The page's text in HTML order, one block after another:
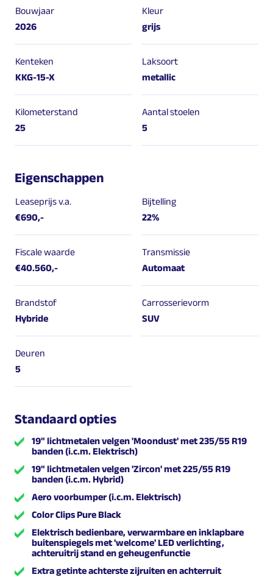
Bouwjaar
2026
Kleur
grijs
Kenteken
KKG-15-X
Laksoort
metallic
Kilometerstand
25
Aantal stoelen
5
Eigenschappen
Leaseprijs v.a.
€690,-
Bijtelling
22%
Fiscale waarde
€40.560,-
Transmissie
Automaat
Brandstof
Hybride
Carrosserievorm
SUV
Deuren
5
Standaard opties
19" lichtmetalen velgen 'Moondust' met 235/55 R19
banden (i.c.m. Elektrisch)
19" lichtmetalen velgen 'Zircon' met 225/55 R19
banden (i.c.m. Hybrid)
Aero voorbumper (i.c.m. Elektrisch)
Color Clips Pure Black
Elektrisch bedienbare, verwarmbare en inklapbare
buitenspiegels met 'welcome' LED verlichting,
achteruitrij stand en geheugenfunctie
Extra getinte achterste zijruiten en achterruit